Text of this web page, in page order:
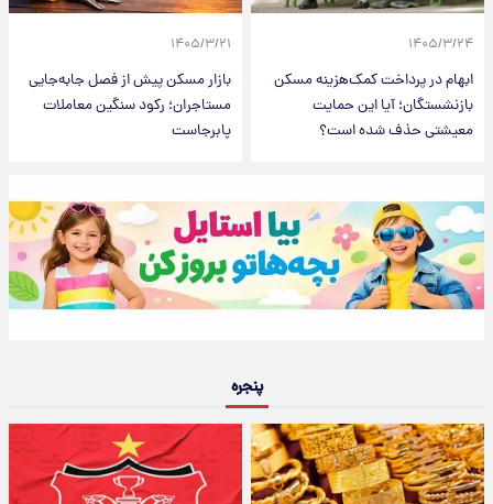
۱۴۰۵/۳/۲۴
ابهام در پرداخت کمک‌هزینه مسکن
بازنشستگان؛ آیا این حمایت
معیشتی حذف شده است؟
۱۴۰۵/۳/۲۱
بازار مسکن پیش از فصل جابه‌جایی
مستاجران؛ رکود سنگین معاملات
پابرجاست
پنجره